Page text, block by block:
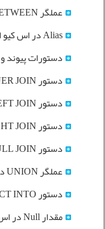
عملگر BETWEEN در شرطهای sql
Alias در اس کیو ال
دستورات پیوند و Join در SQL
دستور INNER JOIN در sql
دستور LEFT JOIN در sql
دستور RIGHT JOIN در sql
دستور FULL JOIN در sql
عملگر UNION در اسکیوال
دستور SELECT INTO در sql
مقدار Null در اس کیو ال